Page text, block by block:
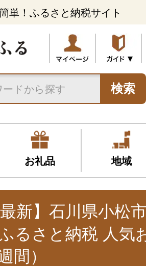
単！ふるさと納税サイト
検索
お礼品 地域
最新】石川県小松
るさと納税 人気
間）